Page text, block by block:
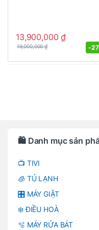
13,900,000₫
19,000,000₫ -
🛍️ Danh mục sản
📺 TIVI
🧊 TỦ LẠNH
🎛️ MÁY GIẶT
❄️ ĐIỀU HOÀ
🫧 MÁY RỬA BÁT